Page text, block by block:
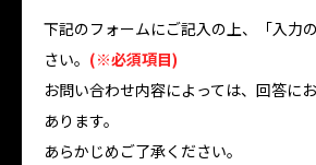
下記のフォームにご記入の上、「入力
さい。 (※必須項目)
お問い合わせ内容によっては、回答に
あります。
あらかじめご了承ください。